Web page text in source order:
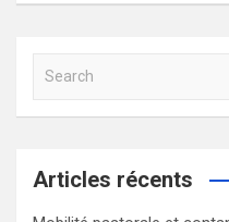
a
c
Articles récents